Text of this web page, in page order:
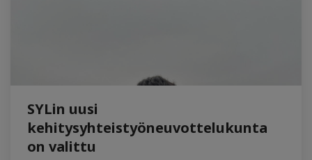
SYLin uusi
kehitysyhteistyöneuvottelukunta
on valittu